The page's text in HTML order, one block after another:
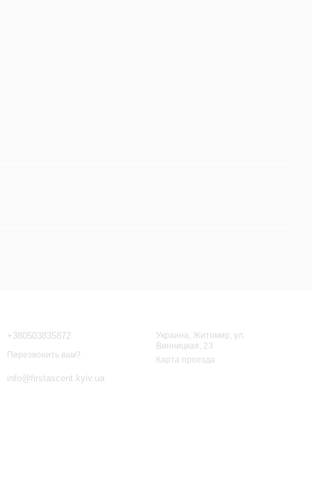
+380503835872
Перезвонить вам?
info@firstascent.kyiv.ua
Украина, Житомир, ул.
Винницкая, 23
Карта проезда